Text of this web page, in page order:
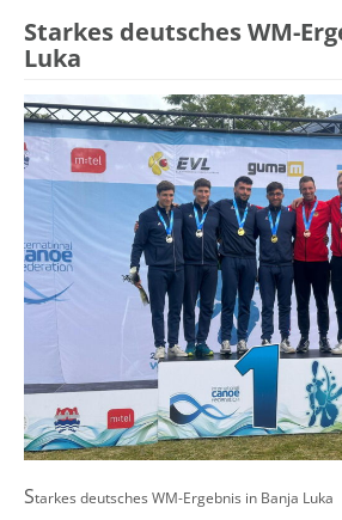
Starkes deutsches WM-
Luka
Starkes deutsches WM-Ergebnis in Banja Luka